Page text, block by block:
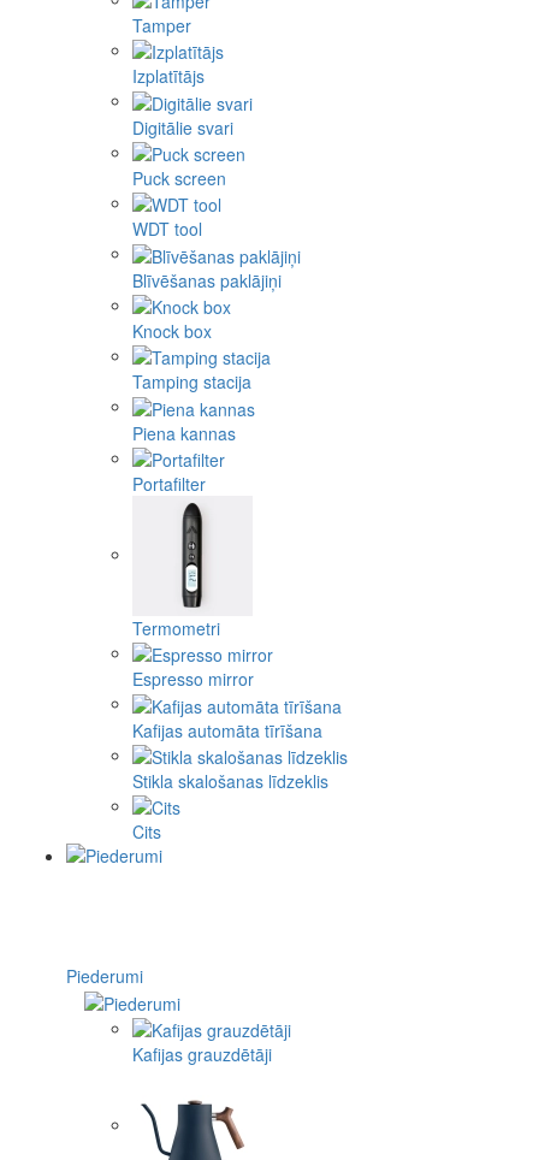
Tamper
Izplatītājs
Digitālie svari
Puck screen
WDT tool
Blīvēšanas paklājiņi
Knock box
Tamping stacija
Piena kannas
Portafilter
Termometri
Espresso mirror
Kafijas automāta tīrīšana
Stikla skalošanas līdzeklis
Cits
Piederumi
Kafijas grauzdētāji